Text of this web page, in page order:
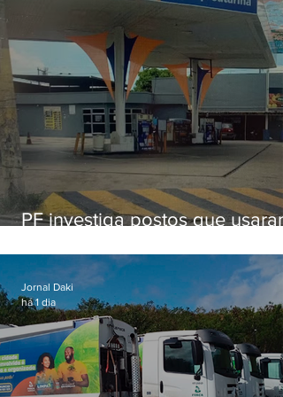
PF investiga postos que usaram
secretário morto em 2020
Jornal Daki
há 1 dia